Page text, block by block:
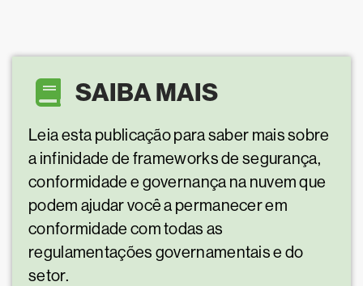
SAIBA MAIS
Leia esta publicação para saber mais sobre
a infinidade de frameworks de segurança,
conformidade e governança na nuvem que
podem ajudar você a permanecer em
conformidade com todas as
regulamentações governamentais e do
setor.